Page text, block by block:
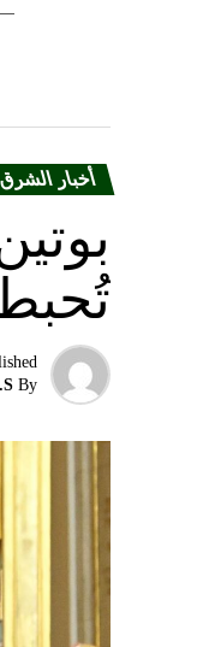
أخبار
By